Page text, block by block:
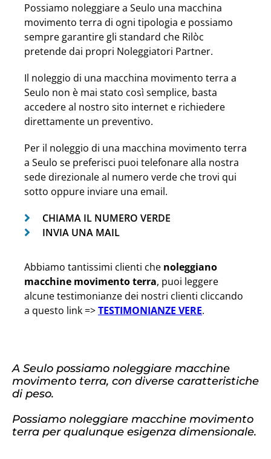
Possiamo noleggiare a Seulo una macchina
movimento terra di ogni tipologia e possiamo
sempre garantire gli standard che Rilòc
pretende dai propri Noleggiatori Partner.
Il noleggio di una macchina movimento terra a
Seulo non è mai stato così semplice, basta
accedere al nostro sito internet e richiedere
direttamente un preventivo.
Per il noleggio di una macchina movimento terra
a Seulo se preferisci puoi telefonare alla nostra
sede direzionale al numero verde che trovi qui
sotto oppure inviare una email.
CHIAMA IL NUMERO VERDE
INVIA UNA MAIL
Abbiamo tantissimi clienti che noleggiano
macchine movimento terra, puoi leggere
alcune testimonianze dei nostri clienti cliccando
a questo link =>TESTIMONIANZE VERE.
A Seulo possiamo noleggiare macchine
movimento terra, con diverse caratteristiche
di peso.
Possiamo noleggiare macchine movimento
terra per qualunque esigenza dimensionale.